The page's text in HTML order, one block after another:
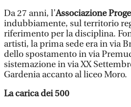
Da 27 anni, l’Associazione
indubbiamente, sul territorio
riferimento per la disciplina.
artisti, la prima sede era in via
dello spostamento in via
sistemazione in via XX
Gardenia accanto al liceo Moro.
La carica dei 500